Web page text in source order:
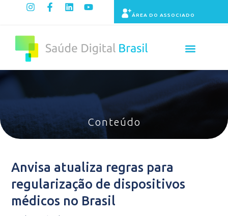
ÁREA DO ASSOCIADO
Conteúdo
Anvisa atualiza regras para
regularização de dispositivos
médicos no Brasil